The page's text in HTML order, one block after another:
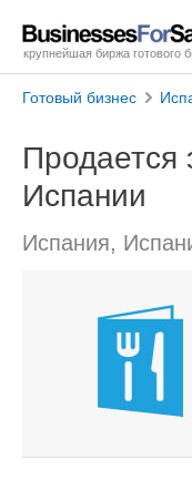
крупнейшая биржа готового
Готовый бизнес
Продается
Испании
Испания,